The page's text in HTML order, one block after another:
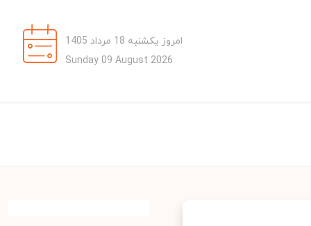
امروز یکشنبه 18 مرداد 1405
Sunday 09 August 2026